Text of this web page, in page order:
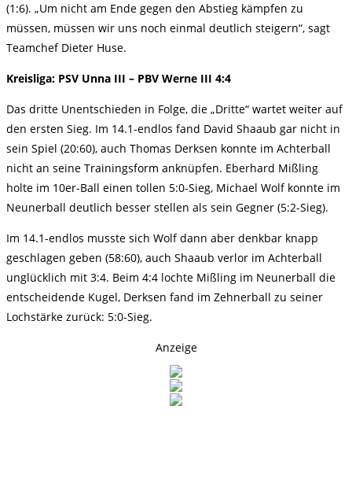
(1:6). „Um nicht am Ende gegen den Abstieg kämpfen zu
müssen, müssen wir uns noch einmal deutlich steigern“, sagt
Teamchef Dieter Huse.
Kreisliga: PSV Unna III – PBV Werne III 4:4
Das dritte Unentschieden in Folge, die „Dritte“ wartet weiter auf
den ersten Sieg. Im 14.1-endlos fand David Shaaub gar nicht in
sein Spiel (20:60), auch Thomas Derksen konnte im Achterball
nicht an seine Trainingsform anknüpfen. Eberhard Mißling
holte im 10er-Ball einen tollen 5:0-Sieg, Michael Wolf konnte im
Neunerball deutlich besser stellen als sein Gegner (5:2-Sieg).
Im 14.1-endlos musste sich Wolf dann aber denkbar knapp
geschlagen geben (58:60), auch Shaaub verlor im Achterball
unglücklich mit 3:4. Beim 4:4 lochte Mißling im Neunerball die
entscheidende Kugel, Derksen fand im Zehnerball zu seiner
Lochstärke zurück: 5:0-Sieg.
Anzeige